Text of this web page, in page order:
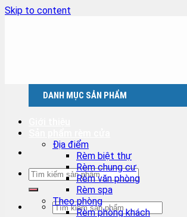
Skip to content
DANH MỤC SẢN PHẨM
Địa điểm
Rèm biệt thự
Rèm chung cư
Rèm văn phòng
Rèm spa
Theo phòng
Rèm phòng khách